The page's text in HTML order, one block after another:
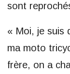
sont
« Moi, je suis
ma moto
frère, on a